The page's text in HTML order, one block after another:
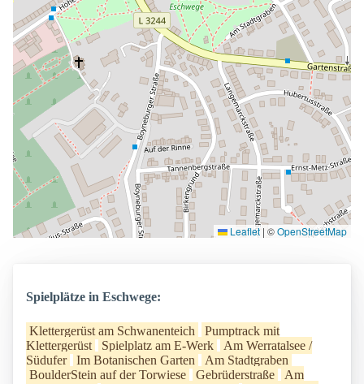
Leaflet | ©OpenStreetMap
Spielplätze in Eschwege:
Klettergerüst am Schwanenteich
Pumptrack mit
Klettergerüst
Spielplatz am E-Werk
Am Werratalsee /
Südufer
Im Botanischen Garten
Am Stadtgraben
BoulderStein auf der Torwiese
Gebrüderstraße
Am